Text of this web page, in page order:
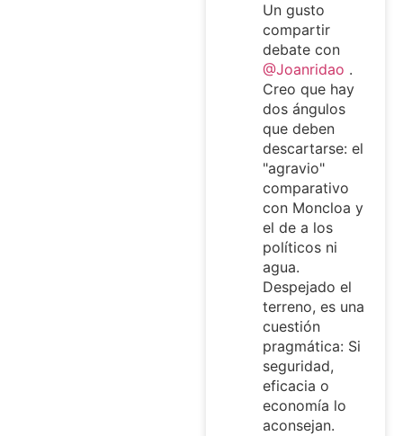
Un gusto
compartir
debate con
@Joanridao .
Creo que hay
dos ángulos
que deben
descartarse: el
"agravio"
comparativo
con Moncloa y
el de a los
políticos ni
agua.
Despejado el
terreno, es una
cuestión
pragmática: Si
seguridad,
eficacia o
economía lo
aconsejan.